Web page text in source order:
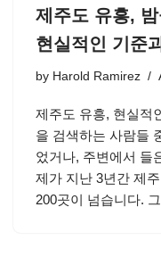
제주도 유흥,
현실적인 기준
by Harold Ramirez
제주도 유흥, 현실적
을 검색하는 사람들
었거나, 주변에서 들
제가 지난 3년간 제
200곳이 넘습니다.